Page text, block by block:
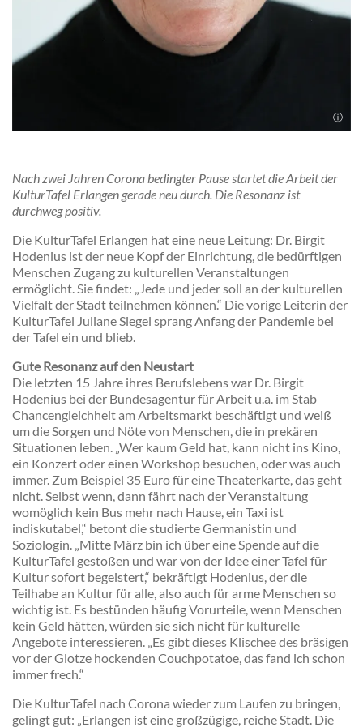
Nach zwei Jahren Corona bedingter Pause startet die Arbeit der
KulturTafel Erlangen gerade neu durch. Die Resonanz ist
durchweg positiv.
Die KulturTafel Erlangen hat eine neue Leitung: Dr. Birgit
Hodenius ist der neue Kopf der Einrichtung, die bedürftigen
Menschen Zugang zu kulturellen Veranstaltungen
ermöglicht. Sie findet: „Jede und jeder soll an der kulturellen
Vielfalt der Stadt teilnehmen können.“ Die vorige Leiterin der
KulturTafel Juliane Siegel sprang Anfang der Pandemie bei
der Tafel ein und blieb.
Gute Resonanz auf den Neustart
Die letzten 15 Jahre ihres Berufslebens war Dr. Birgit
Hodenius bei der Bundesagentur für Arbeit u.a. im Stab
Chancengleichheit am Arbeitsmarkt beschäftigt und weiß
um die Sorgen und Nöte von Menschen, die in prekären
Situationen leben. „Wer kaum Geld hat, kann nicht ins Kino,
ein Konzert oder einen Workshop besuchen, oder was auch
immer. Zum Beispiel 35 Euro für eine Theaterkarte, das geht
nicht. Selbst wenn, dann fährt nach der Veranstaltung
womöglich kein Bus mehr nach Hause, ein Taxi ist
indiskutabel,“ betont die studierte Germanistin und
Soziologin. „Mitte März bin ich über eine Spende auf die
KulturTafel gestoßen und war von der Idee einer Tafel für
Kultur sofort begeistert,“ bekräftigt Hodenius, der die
Teilhabe an Kultur für alle, also auch für arme Menschen so
wichtig ist. Es bestünden häufig Vorurteile, wenn Menschen
kein Geld hätten, würden sie sich nicht für kulturelle
Angebote interessieren. „Es gibt dieses Klischee des bräsigen
vor der Glotze hockenden Couchpotatoe, das fand ich schon
immer frech.“
Die KulturTafel nach Corona wieder zum Laufen zu bringen,
gelingt gut: „Erlangen ist eine großzügige, reiche Stadt. Die